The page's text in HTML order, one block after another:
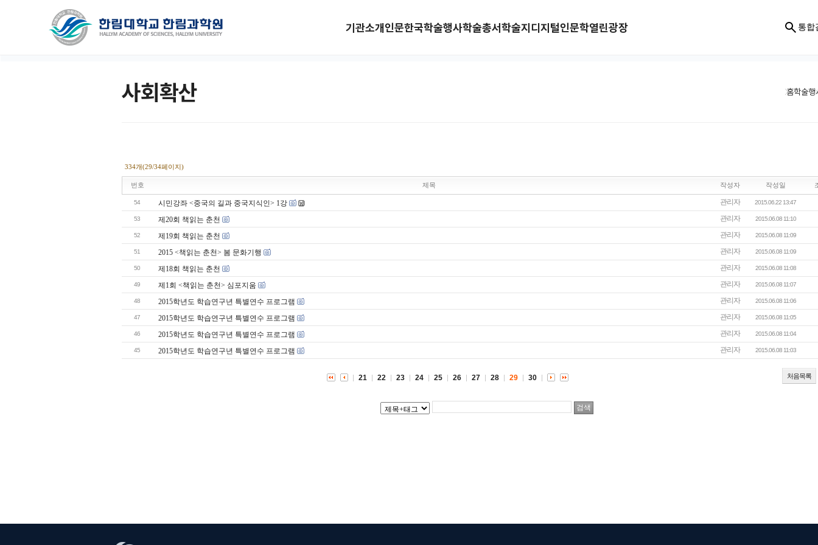
기관소개인문한국학술행사학술총서학술지디지털인문학열린광장 통합
사회확산 홈학술행
334개(29/34페이지)
번호 제목 작성자 작성일
54 시민강좌 <중국의 길과 중국지식인> 1강 관리자 2015.06.22 13:47
53 제20회 책읽는 춘천 관리자 2015.06.08 11:10
52 제19회 책읽는 춘천 관리자 2015.06.08 11:09
51 2015 <책읽는 춘천> 봄 문화기행 관리자 2015.06.08 11:09
50 제18회 책읽는 춘천 관리자 2015.06.08 11:08
49 제1회 <책읽는 춘천> 심포지움 관리자 2015.06.08 11:07
48 2015학년도 학습연구년 특별연수 프로그램 관리자 2015.06.08 11:06
47 2015학년도 학습연구년 특별연수 프로그램 관리자 2015.06.08 11:05
46 2015학년도 학습연구년 특별연수 프로그램 관리자 2015.06.08 11:04
45 2015학년도 학습연구년 특별연수 프로그램 관리자 2015.06.08 11:03
처음목록
21 22 23 24 25 26 27 28 29 30